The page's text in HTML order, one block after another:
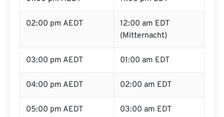
02:00 pm AEDT
12:00 am EDT
(Mitternacht)
03:00 pm AEDT 01:00 am EDT
04:00 pm AEDT 02:00 am EDT
05:00 pm AEDT 03:00 am EDT